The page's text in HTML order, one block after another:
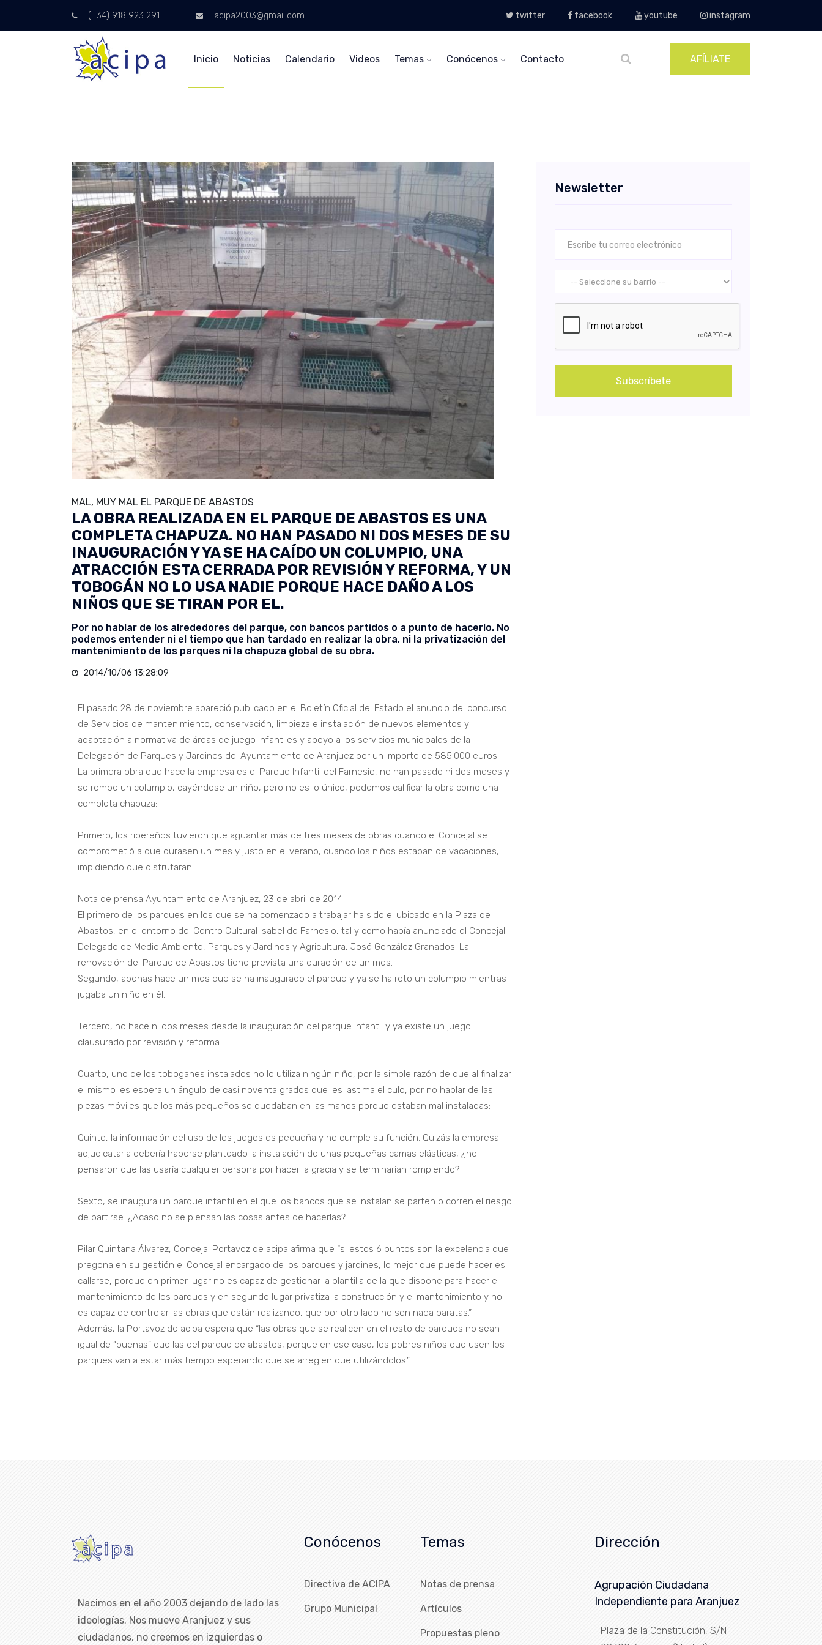
(+34) 918 923 291 acipa2003@gmail.com twitter facebook youtube instagram
Inicio Noticias Calendario Videos Temas Conócenos Contacto AFÍLIATE
MAL, MUY MAL EL PARQUE DE ABASTOS
LA OBRA REALIZADA EN EL PARQUE DE ABASTOS ES UNA
COMPLETA CHAPUZA. NO HAN PASADO NI DOS MESES DE SU
INAUGURACIÓN Y YA SE HA CAÍDO UN COLUMPIO, UNA
ATRACCIÓN ESTA CERRADA POR REVISIÓN Y REFORMA, Y UN
TOBOGÁN NO LO USA NADIE PORQUE HACE DAÑO A LOS
NIÑOS QUE SE TIRAN POR EL.
Por no hablar de los alrededores del parque, con bancos partidos o a punto de hacerlo. No
podemos entender ni el tiempo que han tardado en realizar la obra, ni la privatización del
mantenimiento de los parques ni la chapuza global de su obra.
2014/10/06 13:28:09
El pasado 28 de noviembre apareció publicado en el Boletín Oficial del Estado el anuncio del concurso
de Servicios de mantenimiento, conservación, limpieza e instalación de nuevos elementos y
adaptación a normativa de áreas de juego infantiles y apoyo a los servicios municipales de la
Delegación de Parques y Jardines del Ayuntamiento de Aranjuez por un importe de 585.000 euros.
La primera obra que hace la empresa es el Parque Infantil del Farnesio, no han pasado ni dos meses y
se rompe un columpio, cayéndose un niño, pero no es lo único, podemos calificar la obra como una
completa chapuza:
Primero, los ribereños tuvieron que aguantar más de tres meses de obras cuando el Concejal se
comprometió a que durasen un mes y justo en el verano, cuando los niños estaban de vacaciones,
impidiendo que disfrutaran:
Nota de prensa Ayuntamiento de Aranjuez, 23 de abril de 2014
El primero de los parques en los que se ha comenzado a trabajar ha sido el ubicado en la Plaza de
Abastos, en el entorno del Centro Cultural Isabel de Farnesio, tal y como había anunciado el Concejal-
Delegado de Medio Ambiente, Parques y Jardines y Agricultura, José González Granados. La
renovación del Parque de Abastos tiene prevista una duración de un mes.
Segundo, apenas hace un mes que se ha inaugurado el parque y ya se ha roto un columpio mientras
jugaba un niño en él:
Tercero, no hace ni dos meses desde la inauguración del parque infantil y ya existe un juego
clausurado por revisión y reforma:
Cuarto, uno de los toboganes instalados no lo utiliza ningún niño, por la simple razón de que al finalizar
el mismo les espera un ángulo de casi noventa grados que les lastima el culo, por no hablar de las
piezas móviles que los más pequeños se quedaban en las manos porque estaban mal instaladas:
Quinto, la información del uso de los juegos es pequeña y no cumple su función. Quizás la empresa
adjudicataria debería haberse planteado la instalación de unas pequeñas camas elásticas, ¿no
pensaron que las usaría cualquier persona por hacer la gracia y se terminarían rompiendo?
Sexto, se inaugura un parque infantil en el que los bancos que se instalan se parten o corren el riesgo
de partirse. ¿Acaso no se piensan las cosas antes de hacerlas?
Pilar Quintana Álvarez, Concejal Portavoz de acipa afirma que “si estos 6 puntos son la excelencia que
pregona en su gestión el Concejal encargado de los parques y jardines, lo mejor que puede hacer es
callarse, porque en primer lugar no es capaz de gestionar la plantilla de la que dispone para hacer el
mantenimiento de los parques y en segundo lugar privatiza la construcción y el mantenimiento y no
es capaz de controlar las obras que están realizando, que por otro lado no son nada baratas.”
Además, la Portavoz de acipa espera que “las obras que se realicen en el resto de parques no sean
igual de “buenas” que las del parque de abastos, porque en ese caso, los pobres niños que usen los
parques van a estar más tiempo esperando que se arreglen que utilizándolos.”
Newsletter
Subscríbete
Nacimos en el año 2003 dejando de lado las
ideologías. Nos mueve Aranjuez y sus
ciudadanos, no creemos en izquierdas o
Conócenos
Directiva de ACIPA
Grupo Municipal
Temas
Notas de prensa
Artículos
Propuestas pleno
Dirección
Agrupación Ciudadana
Independiente para Aranjuez
Plaza de la Constitución, S/N